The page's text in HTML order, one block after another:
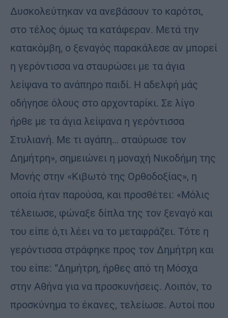
Δυσκολεύτηκαν να ανεβάσουν το καρότσι,
στο τέλος όμως τα κατάφεραν. Μετά την
κατακόμβη, ο ξεναγός παρακάλεσε αν μπορεί
η γερόντισσα να σταυρώσει με τα άγια
λείψανα το ανάπηρο παιδί. Η αδελφή μάς
οδήγησε όλους στο αρχονταρίκι. Σε λίγο
ήρθε με τα άγια λείψανα η γερόντισσα
Στυλιανή. Με τι αγάπη… σταύρωσε τον
Δημήτρη», σημειώνει η μοναχή Νικοδήμη της
Μονής στην «Κιβωτό της Ορθοδοξίας», η
οποία ήταν παρούσα, και προσθέτει: «Μόλις
τέλειωσε, φώναξε δίπλα της τον ξεναγό και
του είπε ό,τι λέει να το μεταφράζει. Τότε η
γερόντισσα στράφηκε προς τον Δημήτρη και
του είπε: “Δημήτρη, ήρθες από τη Μόσχα
στην Αθήνα για να προσκυνήσεις. Λοιπόν, το
προσκύνημα το έκανες, τελείωσε. Αυτοί που